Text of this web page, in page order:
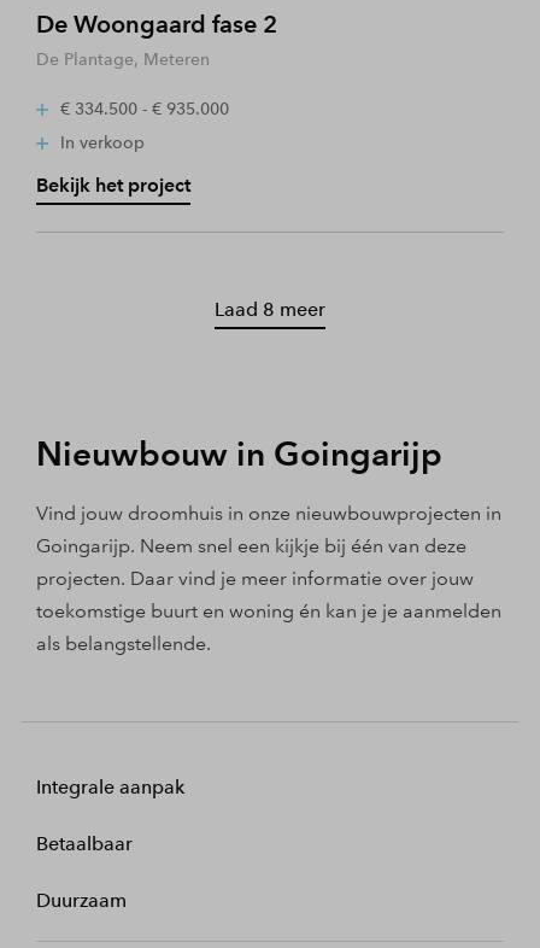
De Woongaard fase 2
De Plantage, Meteren
€ 334.500 - € 935.000
In verkoop
Bekijk het project
Laad 8 meer
Nieuwbouw in Goingarijp
Vind jouw droomhuis in onze nieuwbouwprojecten in
Goingarijp. Neem snel een kijkje bij één van deze
projecten. Daar vind je meer informatie over jouw
toekomstige buurt en woning én kan je je aanmelden
als belangstellende.
Integrale aanpak
Betaalbaar
Duurzaam